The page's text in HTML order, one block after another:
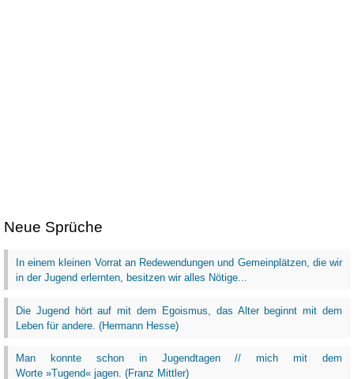
Neue Sprüche
In einem kleinen Vorrat an Redewendungen und Gemeinplätzen, die wir
in der Jugend erlernten, besitzen wir alles Nötige...
Die Jugend hört auf mit dem Egoismus, das Alter beginnt mit dem
Leben für andere. (Hermann Hesse)
Man konnte schon in Jugendtagen // mich mit dem
Worte »Tugend« jagen. (Franz Mittler)